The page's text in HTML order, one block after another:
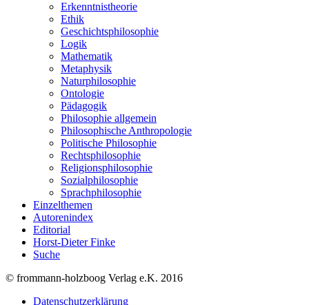
Erkenntnistheorie
Ethik
Geschichtsphilosophie
Logik
Mathematik
Metaphysik
Naturphilosophie
Ontologie
Pädagogik
Philosophie allgemein
Philosophische Anthropologie
Politische Philosophie
Rechtsphilosophie
Religionsphilosophie
Sozialphilosophie
Sprachphilosophie
Einzelthemen
Autorenindex
Editorial
Horst-Dieter Finke
Suche
© frommann-holzboog Verlag e.K. 2016
Datenschutzerklärung